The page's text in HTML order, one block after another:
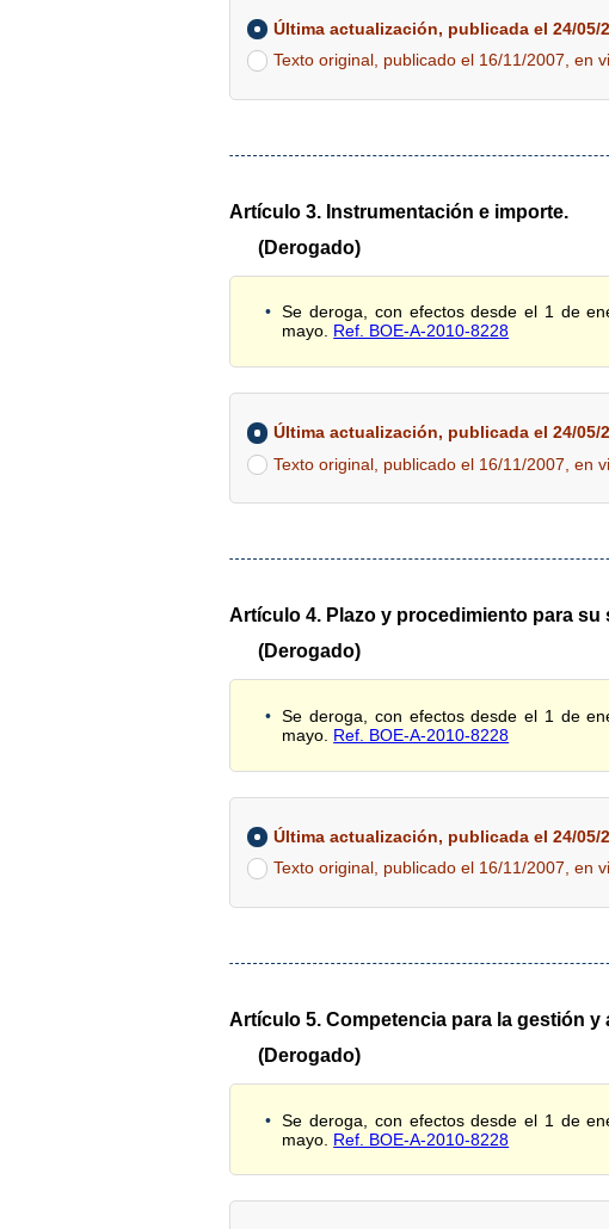
Última actualización, publicada el 24/05/
Texto original, publicado el 16/11/2007, en
Artículo 3. Instrumentación e importe.
(Derogado)
Se deroga, con efectos desde el 1 de
mayo. Ref. BOE-A-2010-8228
Última actualización, publicada el 24/05/
Texto original, publicado el 16/11/2007, en
Artículo 4. Plazo y procedimiento para su
(Derogado)
Se deroga, con efectos desde el 1 de
mayo. Ref. BOE-A-2010-8228
Última actualización, publicada el 24/05/
Texto original, publicado el 16/11/2007, en
Artículo 5. Competencia para la gestión
(Derogado)
Se deroga, con efectos desde el 1 de
mayo. Ref. BOE-A-2010-8228